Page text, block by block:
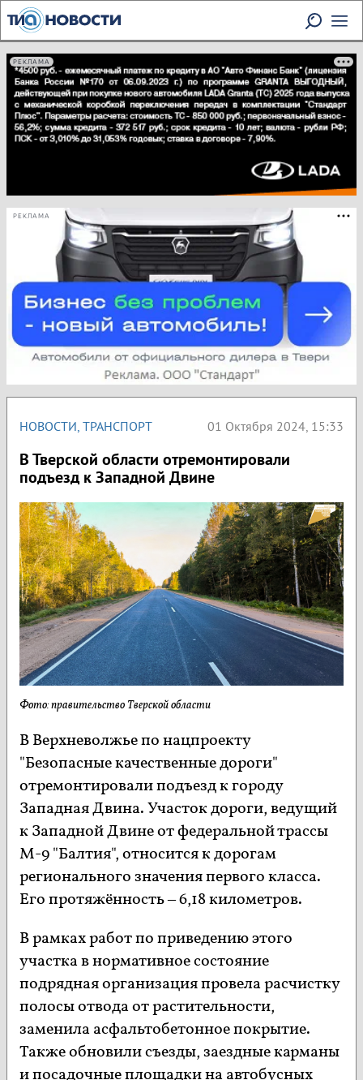
РЕКЛАМА
РЕКЛАМА
НОВОСТИ, ТРАНСПОРТ 01 Октября 2024, 15:33
В Тверской области отремонтировали
подъезд к Западной Двине
Фото: правительство Тверской области
В Верхневолжье по нацпроекту
"Безопасные качественные дороги"
отремонтировали подъезд к городу
Западная Двина. Участок дороги, ведущий
к Западной Двине от федеральной трассы
М-9 "Балтия", относится к дорогам
регионального значения первого класса.
Его протяжённость – 6,18 километров.
В рамках работ по приведению этого
участка в нормативное состояние
подрядная организация провела расчистку
полосы отвода от растительности,
заменила асфальтобетонное покрытие.
Также обновили съезды, заездные карманы
и посадочные площадки на автобусных